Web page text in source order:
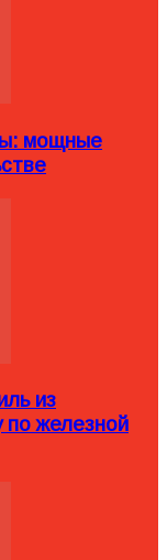
мощные
из
по железной